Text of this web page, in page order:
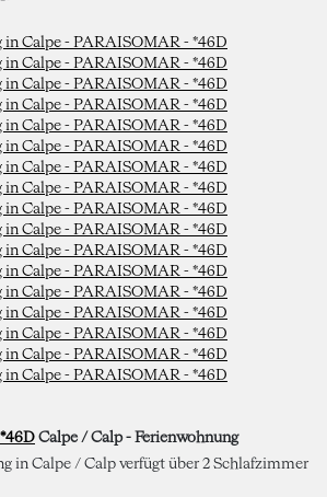
Calpe / Calp - Ferienwohnung
in Calpe / Calp verfügt über 2 Schlafzimmer